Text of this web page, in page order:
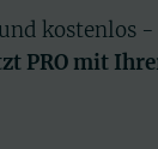
kostenlos
PRO mit